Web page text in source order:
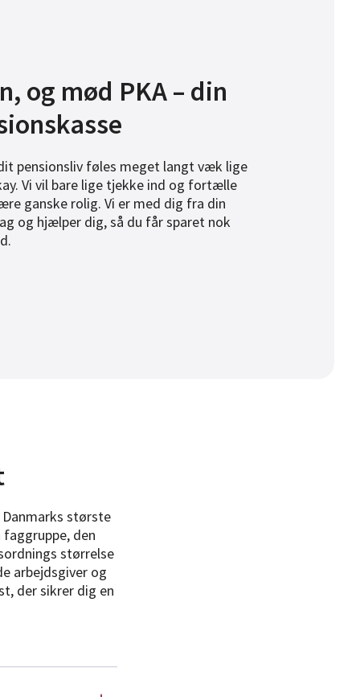
og mød PKA – din
pensionsliv føles meget langt væk lige
Vi vil bare lige tjekke ind og fortælle
ganske rolig. Vi er med dig fra din
og hjælper dig, så du får sparet nok
største
den
størrelse
arbejdsgiver og
der sikrer dig en